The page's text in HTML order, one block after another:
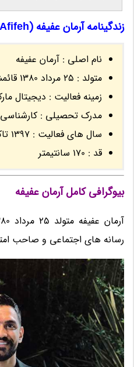
زندگینامه آرمان عفیفه (Arman Afifeh)
نام اصلی : آرمان عفیفه
متولد : 25 مرداد 1380 قائمشهر
زمینه فعالیت : دیجیتال
مدرک تحصیلی : کارشناسی
سال های فعالیت : 1397 تاکنون
قد : 170 سانتیمتر
بیوگرافی کامل آرمان عفیفه
رسانه های اجتماعی و صاحب